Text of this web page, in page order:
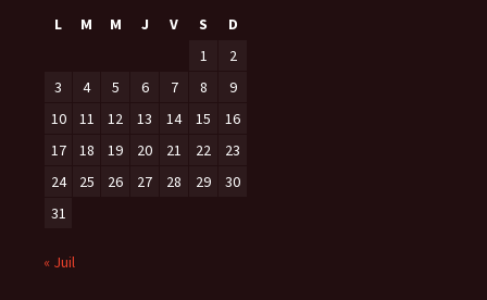
L
M M J V S
D
1
2
3
4 5 6 7 8
9
10
11 12 13 14 15
16
17
18 19 20 21 22
23
24
25 26 27 28 29
30
31
« Juil